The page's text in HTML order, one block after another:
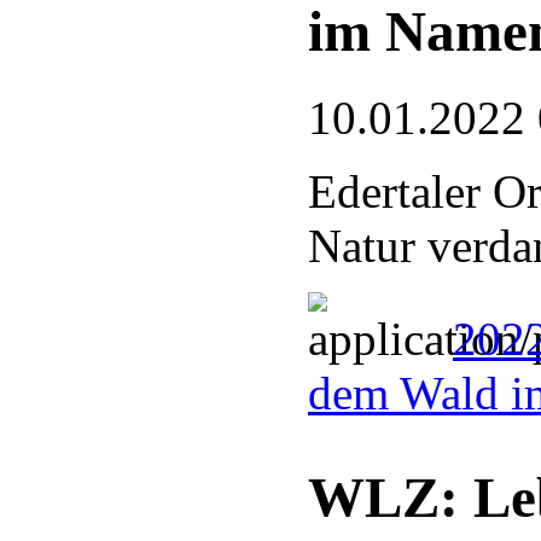
im
10.01.2022
Edertaler
Natur
dem Wald
WLZ: